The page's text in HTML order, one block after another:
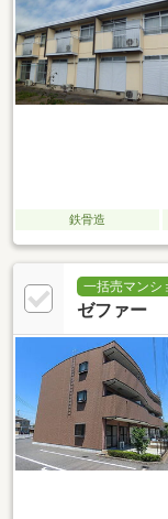
鉄骨造
一括売マンシ
ゼファー